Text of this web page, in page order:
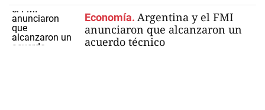
Economía. Argentina y el FMI
anunciaron que alcanzaron un
acuerdo técnico